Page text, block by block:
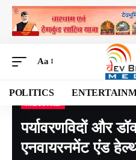
Aa
POLITICS
Devbhoomi Media>Blog>NATIONAL
पर्यावरणविदों और
एनवायरनमेंट एंड